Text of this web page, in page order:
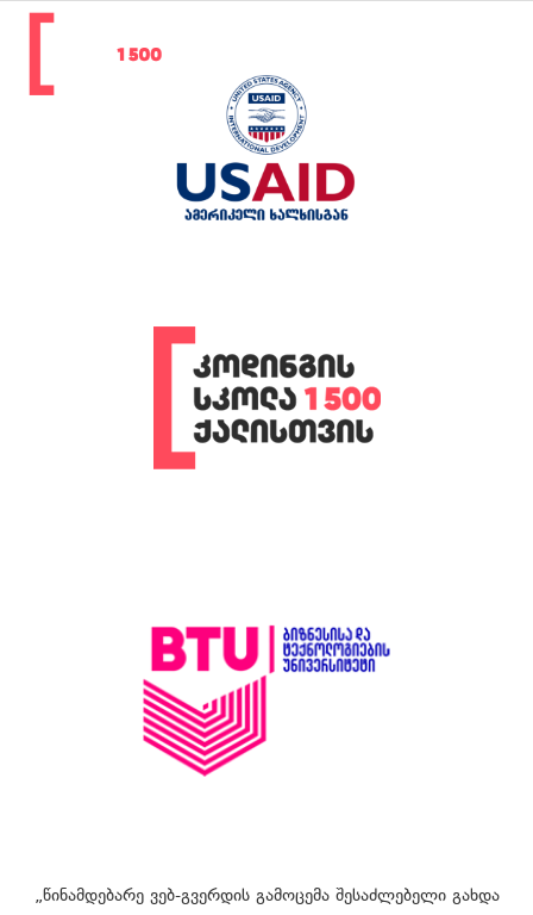
„წინამდებარე ვებ-გვერდის გამოცემა შესაძლებელი გახდა